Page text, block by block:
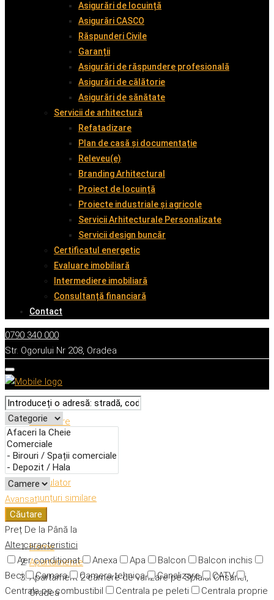
Asigurări de locuință
Asigurări CASCO
Răspunderi Civile
Garanții
Asigurări de răspundere profesională
Asigurări de călătorie
Asigurări de sănătate
Servicii de arhitectură
Refatadizare
Plan de casă și documentație
Releveu(e)
Branding Arhitectural
Proiect de locuință
Proiecte industriale și agricole
Servicii Arhitecturale Personalizate
Servicii design buncăr
Certificatul energetic
Evaluare imobiliară
Intermediere imobiliară
Consultanță financiară
Contact
0790 340 000
Str. Ogorului Nr 208, Oradea
Avansat
Căutare
Preț De la Până la
Alte caracteristici
Aer condiționat
Anexa Apa Balcon
Balcon inchis
Beci
Camara Camera tehnica Canalizare
CATV
Centrala pe combustibil
Centrala pe peleti
Centrala proprie
Descriere
Caracteristici
Adresă
Detalii
Calculator
Anunțuri similare
Home
Apartamente
Apartament 2 camere de vanzare pe Splaiul Crisanei,
Oradea